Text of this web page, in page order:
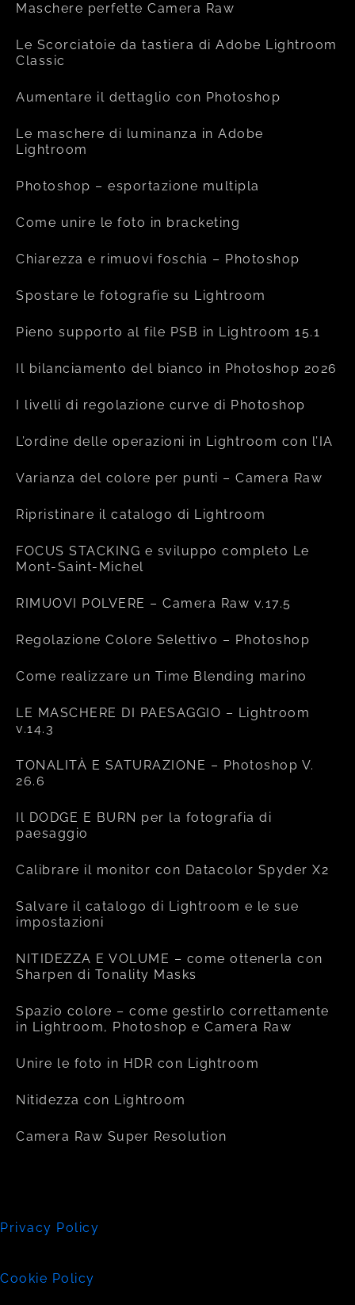
Maschere perfette Camera Raw
Le Scorciatoie da tastiera di Adobe Lightroom
Classic
Aumentare il dettaglio con Photoshop
Le maschere di luminanza in Adobe
Lightroom
Photoshop – esportazione multipla
Come unire le foto in bracketing
Chiarezza e rimuovi foschia – Photoshop
Spostare le fotografie su Lightroom
Pieno supporto al file PSB in Lightroom 15.1
Il bilanciamento del bianco in Photoshop 2026
I livelli di regolazione curve di Photoshop
L’ordine delle operazioni in Lightroom con l’IA
Varianza del colore per punti – Camera Raw
Ripristinare il catalogo di Lightroom
FOCUS STACKING e sviluppo completo Le
Mont-Saint-Michel
RIMUOVI POLVERE – Camera Raw v.17.5
Regolazione Colore Selettivo – Photoshop
Come realizzare un Time Blending marino
LE MASCHERE DI PAESAGGIO – Lightroom
v.14.3
TONALITÀ E SATURAZIONE – Photoshop V.
26.6
Il DODGE E BURN per la fotografia di
paesaggio
Calibrare il monitor con Datacolor Spyder X2
Salvare il catalogo di Lightroom e le sue
impostazioni
NITIDEZZA E VOLUME – come ottenerla con
Sharpen di Tonality Masks
Spazio colore – come gestirlo correttamente
in Lightroom, Photoshop e Camera Raw
Unire le foto in HDR con Lightroom
Nitidezza con Lightroom
Camera Raw Super Resolution
Privacy Policy
Cookie Policy